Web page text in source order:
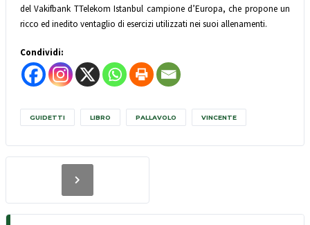
del Vakifbank TTelekom Istanbul campione d’Europa, che propone un
ricco ed inedito ventaglio di esercizi utilizzati nei suoi allenamenti.
Condividi:
GUIDETTI LIBRO PALLAVOLO VINCENTE